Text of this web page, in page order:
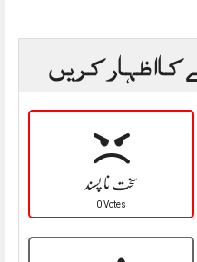
کا اظہار کریں
سخت نا پسند
0 Votes